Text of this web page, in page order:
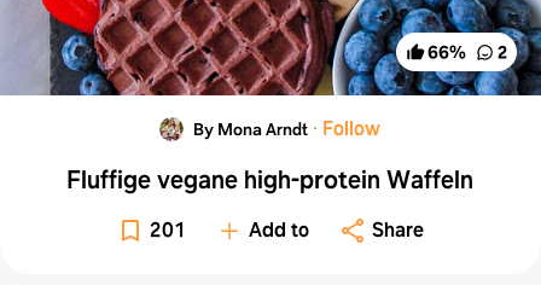
66% 2
By Mona Arndt · Follow
Fluffige vegane high-protein Waffeln
201 Add to Share